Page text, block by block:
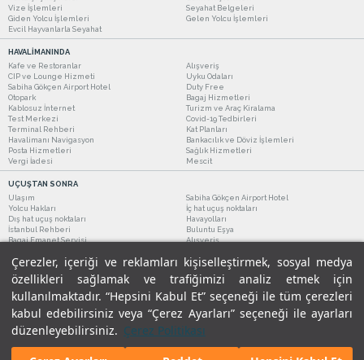
Çerezler, içeriği ve reklamları kişiselleştirmek, sosyal medya
özellikleri sağlamak ve trafiğimizi analiz etmek için
kullanılmaktadır. “Hepsini Kabul Et” seçeneği ile tüm çerezleri
kabul edebilirsiniz veya “Çerez Ayarları” seçeneği ile ayarları
düzenleyebilirsiniz. Çerez Politikası
Vize İşlemleri
Seyahat Belgeleri
Giden Yolcu İşlemleri
Gelen Yolcu İşlemleri
Evcil Hayvanlarla Seyahat
HAVALİMANINDA
Kafe ve Restoranlar
Alışveriş
CIP ve Lounge Hizmeti
Uyku Odaları
Sabiha Gökçen Airport Hotel
Duty Free
Otopark
Bagaj Hizmetleri
Kablosuz İnternet
Turizm ve Araç Kiralama
Test Merkezi
Covid-19 Tedbirleri
Terminal Rehberi
Kat Planları
Havalimanı Navigasyon
Bankacılık ve Döviz İşlemleri
Posta Hizmetleri
Sağlık Hizmetleri
Vergi İadesi
Mescit
UÇUŞTAN SONRA
Ulaşım
Sabiha Gökçen Airport Hotel
Yolcu Hakları
İç hat uçuş noktaları
Dış hat uçuş noktaları
Havayolları
İstanbul Rehberi
Buluntu Eşya
Bagaj Emanet Servisi
Alışveriş